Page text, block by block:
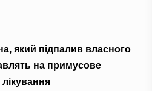
який підпалив власного
на примусове